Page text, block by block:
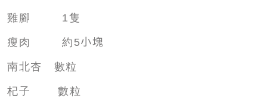
雞腳 1隻
瘦肉 約 5小塊
南北杏 數粒
杞子 數粒